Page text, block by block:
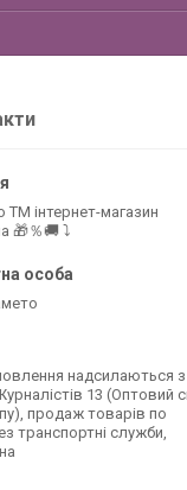
ТМ інтернет-магазин
🎁％🚚 ⤵
надсилаються з
13 (Оптовий
продаж товарів по
транспортні служби,